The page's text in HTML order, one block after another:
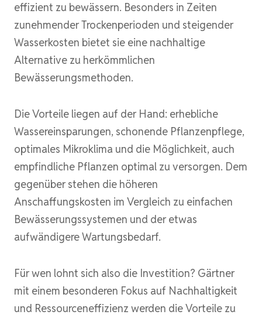
effizient zu bewässern. Besonders in Zeiten
zunehmender Trockenperioden und steigender
Wasserkosten bietet sie eine nachhaltige
Alternative zu herkömmlichen
Bewässerungsmethoden.
Die Vorteile liegen auf der Hand: erhebliche
Wassereinsparungen, schonende Pflanzenpflege,
optimales Mikroklima und die Möglichkeit, auch
empfindliche Pflanzen optimal zu versorgen. Dem
gegenüber stehen die höheren
Anschaffungskosten im Vergleich zu einfachen
Bewässerungssystemen und der etwas
aufwändigere Wartungsbedarf.
Für wen lohnt sich also die Investition? Gärtner
mit einem besonderen Fokus auf Nachhaltigkeit
und Ressourceneffizienz werden die Vorteile zu